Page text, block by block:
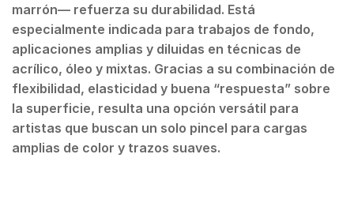
marrón— refuerza su durabilidad. Está
especialmente indicada para trabajos de fondo,
aplicaciones amplias y diluidas en técnicas de
acrílico, óleo y mixtas. Gracias a su combinación de
flexibilidad, elasticidad y buena “respuesta” sobre
la superficie, resulta una opción versátil para
artistas que buscan un solo pincel para cargas
amplias de color y trazos suaves.